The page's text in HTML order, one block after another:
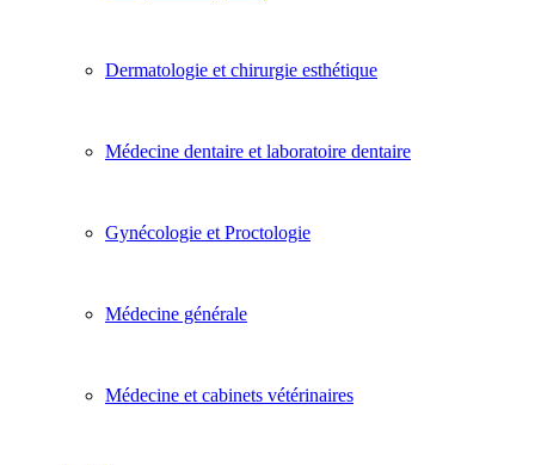
Dermatologie et chirurgie esthétique
Médecine dentaire et laboratoire dentaire
Gynécologie et Proctologie
Médecine générale
Médecine et cabinets vétérinaires